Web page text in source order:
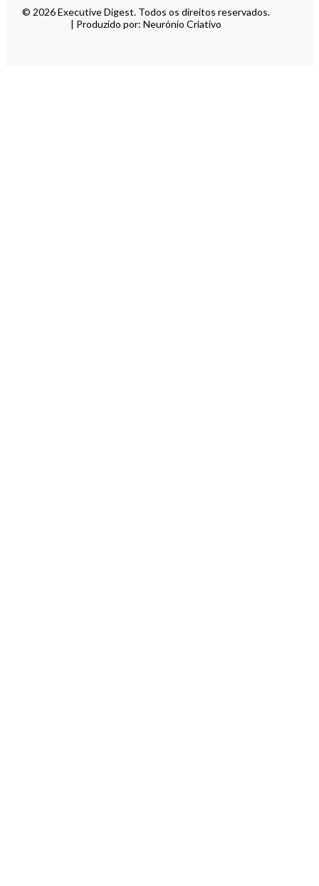
© 2026 Executive Digest. Todos os direitos reservados.
| Produzido por: Neurónio Criativo